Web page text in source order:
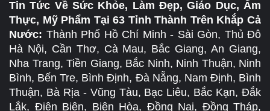
Tin Tức Về Sức Khỏe, Làm Đẹp, Giáo Dục, Ẩm
Thực, Mỹ Phẩm Tại 63 Tỉnh Thành Trên Khắp Cả
Nước: Thành Phố Hồ Chí Minh - Sài Gòn, Thủ Đô
Hà Nội, Cần Thơ, Cà Mau, Bắc Giang, An Giang,
Nha Trang, Tiền Giang, Bắc Ninh, Ninh Thuận, Ninh
Bình, Bến Tre, Bình Định, Đà Nẵng, Nam Định, Bình
Thuận, Bà Rịa - Vũng Tàu, Bạc Liêu, Bắc Kạn, Đắk
Lắk, Điện Biên, Biên Hòa, Đồng Nai, Đồng Tháp,